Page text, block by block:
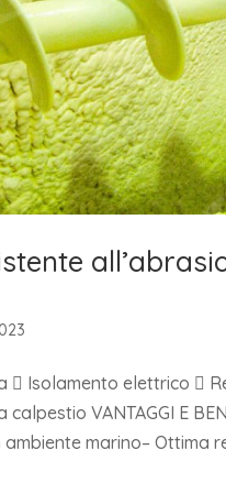
 Isolamento elettrico 
VANTAGGI E
marino– Ottima